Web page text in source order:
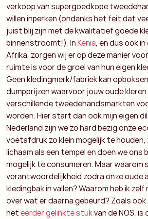
verkoop van supergoedkope
willen inperken (ondanks het feit dat
juist blij zijn met de kwalitatief goede
binnenstroomt!). InKenia, en dus ook
Afrika, zorgen wij er op deze manier
ruimte is voor de groei van hun eigen
Geen kledingmerk/fabriek kan
dumpprijzen waarvoor jouw oude
verschillende tweedehandsmarkten
worden. Hier start dan ook mijn eigen
Nederland zijn we zo hard bezig onze
voetafdruk zo klein mogelijk te houden,
lichaam als een tempel en doen we ons
mogelijk te consumeren. Maar
verantwoordelijkheid zodra onze oude
kledingbak in vallen? Waarom heb ik
over wat er daarna gebeurd? Zoals
heteerder gelinkte stukvan de NOS, is